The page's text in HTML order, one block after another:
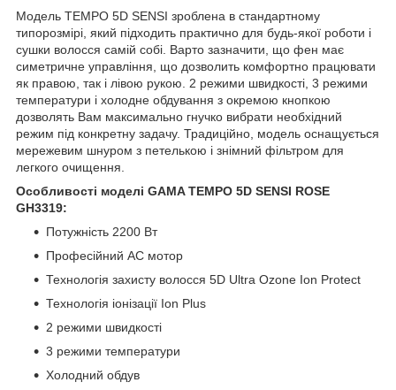
Модель TEMPO 5D SENSI зроблена в стандартному
типорозмірі, який підходить практично для будь-якої роботи і
сушки волосся самій собі. Варто зазначити, що фен має
симетричне управління, що дозволить комфортно працювати
як правою, так і лівою рукою. 2 режими швидкості, 3 режими
температури і холодне обдування з окремою кнопкою
дозволять Вам максимально гнучко вибрати необхідний
режим під конкретну задачу. Традиційно, модель оснащується
мережевим шнуром з петелькою і знімний фільтром для
легкого очищення.
Особливості моделі GAMA TEMPO 5D SENSI ROSE
GH3319:
Потужність 2200 Вт
Професійний AC мотор
Технологія захисту волосся 5D Ultra Ozone Ion Protect
Технологія іонізації Ion Plus
2 режими швидкості
3 режими температури
Холодний обдув